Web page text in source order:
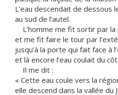
L’eau descendait de dessous
au sud de l’autel.
L’homme me fit sortir par
et me fit faire le tour par
jusqu’à la porte qui fait face à
et là encore l’eau coulait du
Il me dit :
« Cette eau coule vers la
elle descend dans la vallée du